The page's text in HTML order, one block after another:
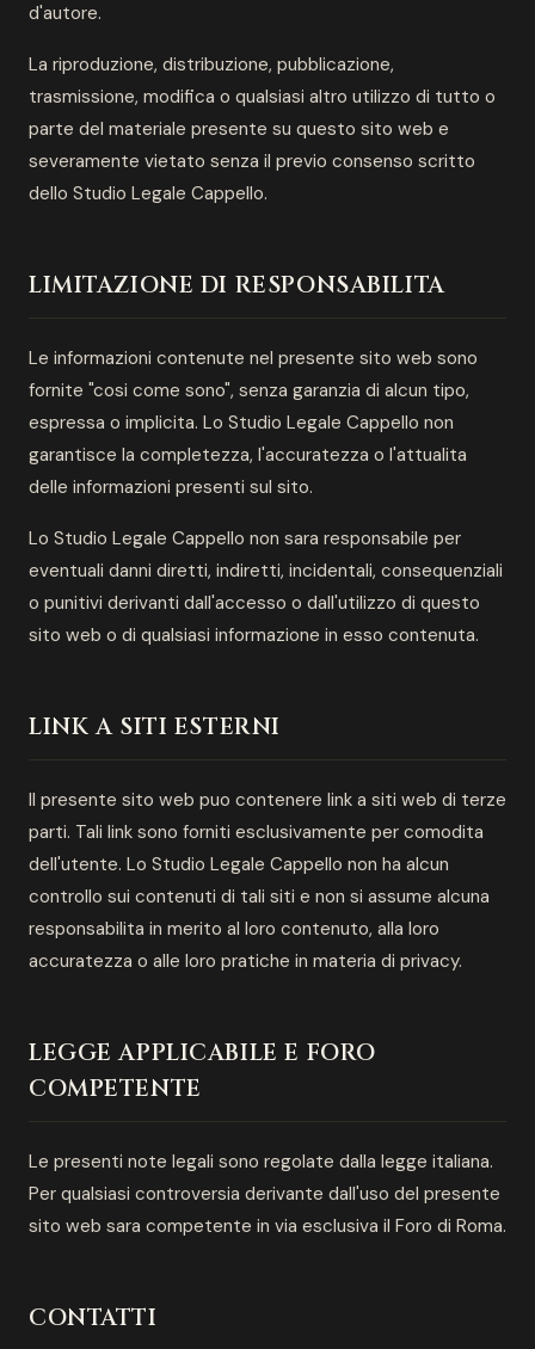
d'autore.
La riproduzione, distribuzione, pubblicazione,
trasmissione, modifica o qualsiasi altro utilizzo di tutto o
parte del materiale presente su questo sito web e
severamente vietato senza il previo consenso scritto
dello Studio Legale Cappello.
LIMITAZIONE DI RESPONSABILITA
Le informazioni contenute nel presente sito web sono
fornite "cosi come sono", senza garanzia di alcun tipo,
espressa o implicita. Lo Studio Legale Cappello non
garantisce la completezza, l'accuratezza o l'attualita
delle informazioni presenti sul sito.
Lo Studio Legale Cappello non sara responsabile per
eventuali danni diretti, indiretti, incidentali, consequenziali
o punitivi derivanti dall'accesso o dall'utilizzo di questo
sito web o di qualsiasi informazione in esso contenuta.
LINK A SITI ESTERNI
Il presente sito web puo contenere link a siti web di terze
parti. Tali link sono forniti esclusivamente per comodita
dell'utente. Lo Studio Legale Cappello non ha alcun
controllo sui contenuti di tali siti e non si assume alcuna
responsabilita in merito al loro contenuto, alla loro
accuratezza o alle loro pratiche in materia di privacy.
LEGGE APPLICABILE E FORO
COMPETENTE
Le presenti note legali sono regolate dalla legge italiana.
Per qualsiasi controversia derivante dall'uso del presente
sito web sara competente in via esclusiva il Foro di Roma.
CONTATTI